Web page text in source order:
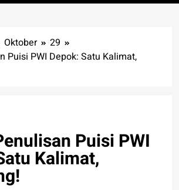
Oktober
29
Puisi PWI Depok: Satu Kalimat,
Puisi PWI
Kalimat,